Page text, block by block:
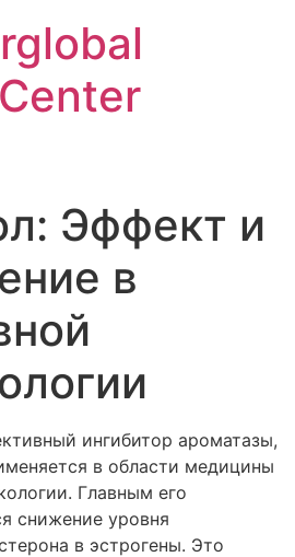
Эффект и
в
ингибитор ароматазы,
в области медицины
Главным его
снижение уровня
в эстрогены. Это